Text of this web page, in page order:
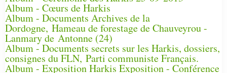
Album - Cœurs de Harkis
Album - Documents Archives de la
Dordogne, Hameau de forestage de Chauveyrou -
Lanmary de Antonne (24)
Album - Documents secrets sur les Harkis, dossiers,
consignes du FLN, Parti communiste Français.
Album - Exposition Harkis Exposition - Conférence